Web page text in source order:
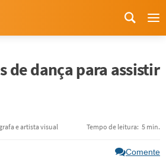
de dança para assistir
e artista visual Tempo de leitura: 5 min.
Comente